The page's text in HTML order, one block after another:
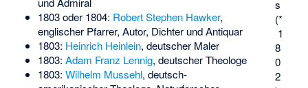
s
(*
1
8
0
2
1803 oder 1804: Robert Stephen Hawker,
englischer Pfarrer, Autor, Dichter und Antiquar
1803: Heinrich Heinlein, deutscher Maler
1803: Adam Franz Lennig, deutscher Theologe
1803: Wilhelm Mussehl, deutsch-